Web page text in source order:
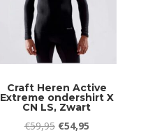
Craft Heren Active
Extreme ondershirt X
CN LS, Zwart
€59,95 Oorspronkelijke
€54,95Huidige